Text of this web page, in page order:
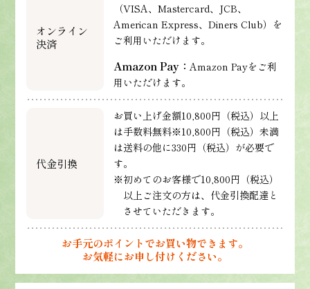
オンライン
決済
（VISA、Mastercard、JCB、
American Express、Diners Club）を
ご利用いただけます。
Amazon Pay： Amazon Payをご利
用いただけます。
代金引換
お買い上げ金額10,800円（税込）以上
は手数料無料※10,800円（税込）未満
は送料の他に330円（税込）が必要で
す。
※初めてのお客様で10,800円（税込）
以上ご注文の方は、代金引換配達と
させていただきます。
お手元のポイントでお買い物できます。
お気軽にお申し付けください。